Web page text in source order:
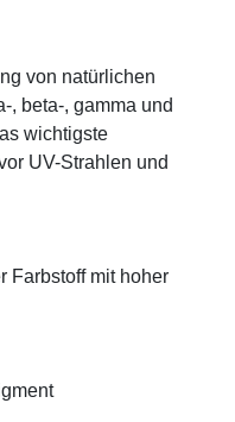
von natürlichen
, beta-, gamma und
wichtigste
UV-Strahlen und
Farbstoff mit hoher